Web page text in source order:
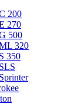
200
270
500
320
350